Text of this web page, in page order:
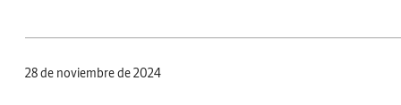
28 de noviembre de 2024